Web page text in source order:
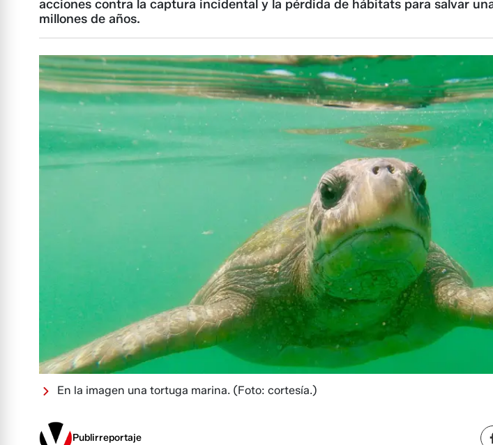
acciones contra la captura incidental y la pérdida de hábitats para salvar
millones de años.
En la imagen una tortuga marina. (Foto: cortesía.)
Publirreportaje